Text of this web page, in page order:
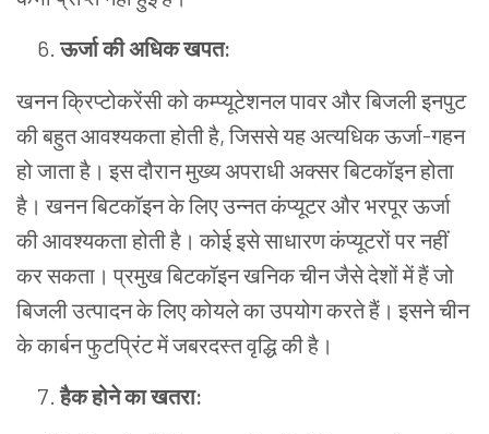
ऊर्जाकीअधिकखपत:
खननक्रिप्टोकरेंसीकोकम्प्यूटेशनलपावरऔरबिजलीइनपुट
कीबहुतआवश्यकताहोतीहै,जिससेयहअत्यधिकऊर्जा-गहन
होजाताहै। इसदौरानमुख्यअपराधीअक्सरबिटकॉइनहोता
है। खननबिटकॉइनकेलिएउन्नतकंप्यूटरऔरभरपूरऊर्जा
कीआवश्यकताहोतीहै। कोईइसेसाधारणकंप्यूटरोंपरनहीं
करसकता। प्रमुख बिटकॉइन खनिक चीन जैसे देशों में हैं जो
बिजली उत्पादन के लिए कोयले का उपयोग करते हैं। इसने चीन
के कार्बन फुटप्रिंट में जबरदस्त वृद्धि की है।
हैक होने का खतरा: